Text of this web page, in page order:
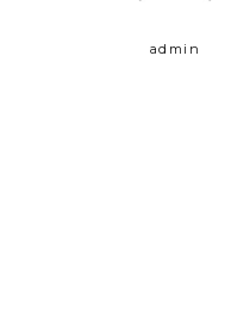
admin